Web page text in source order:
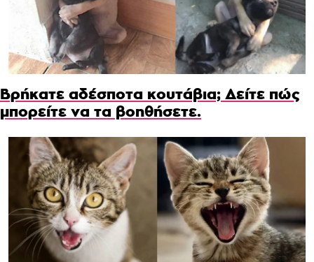
Βρήκατε αδέσποτα κουτάβια; Δείτε πώς
μπορείτε να τα βοηθήσετε.